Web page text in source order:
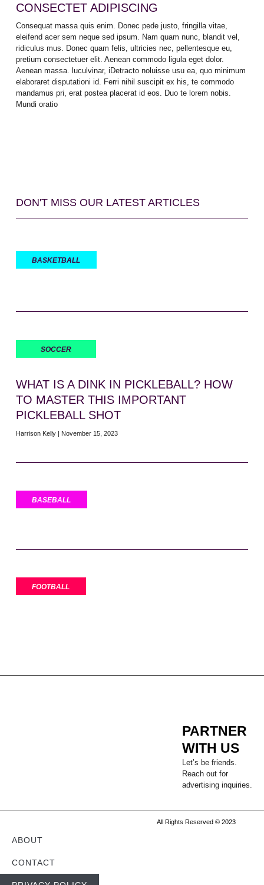
CONSECTET ADIPISCING
Consequat massa quis enim. Donec pede justo, fringilla vitae,
eleifend acer sem neque sed ipsum. Nam quam nunc, blandit vel,
ridiculus mus. Donec quam felis, ultricies nec, pellentesque eu,
pretium consectetuer elit. Aenean commodo ligula eget dolor.
Aenean massa. luculvinar, iDetracto noluisse usu ea, quo minimum
elaboraret disputationi id. Ferri nihil suscipit ex his, te commodo
mandamus pri, erat postea placerat id eos. Duo te lorem nobis.
Mundi oratio
DON'T MISS OUR LATEST ARTICLES
BASKETBALL
SOCCER
WHAT IS A DINK IN PICKLEBALL? HOW
TO MASTER THIS IMPORTANT
PICKLEBALL SHOT
Harrison Kelly November 15, 2023
BASEBALL
FOOTBALL
PARTNER
WITH US
Let’s be friends.
Reach out for
advertising inquiries.
ABOUT
CONTACT
All Rights Reserved © 2023